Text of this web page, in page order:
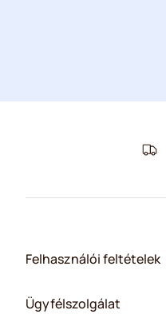
Felhasználói feltételek
Ügyfélszolgálat